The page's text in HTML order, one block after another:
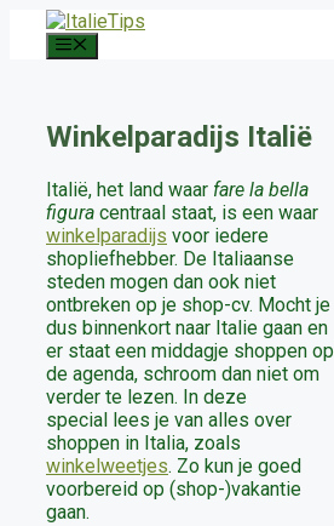
Winkelparadijs Italië
Italië, het land waar fare la bella
figura centraal staat, is een waar
winkelparadijs voor iedere
shopliefhebber. De Italiaanse
steden mogen dan ook niet
ontbreken op je shop-cv. Mocht je
dus binnenkort naar Italie gaan en
er staat een middagje shoppen op
de agenda, schroom dan niet om
verder te lezen. In deze
special lees je van alles over
shoppen in Italia, zoals
winkelweetjes. Zo kun je goed
voorbereid op (shop-)vakantie
gaan.